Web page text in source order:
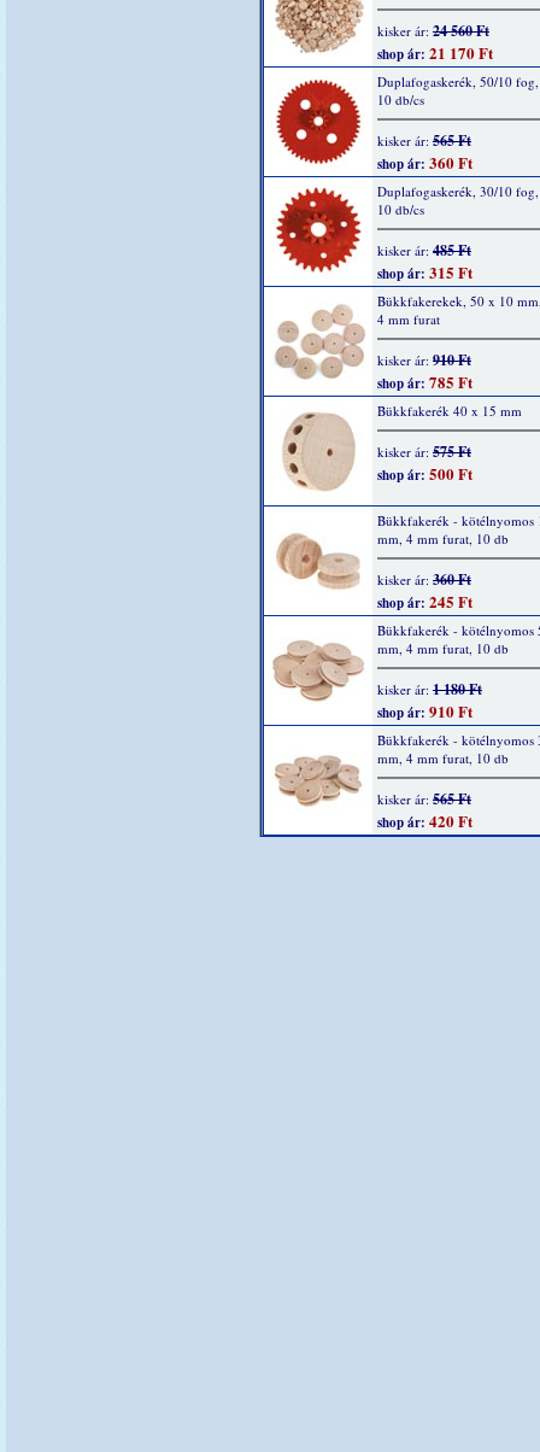
kisker ár: 24 560 Ft
shop ár: 21 170 Ft
Duplafogaskerék, 50/10
10 db/cs
kisker ár: 565 Ft
shop ár: 360 Ft
Duplafogaskerék, 30/10
10 db/cs
kisker ár: 485 Ft
shop ár: 315 Ft
Bükkfakerekek, 50 x 10
4 mm furat
kisker ár: 910 Ft
shop ár: 785 Ft
Bükkfakerék 40 x 15 mm
kisker ár: 575 Ft
shop ár: 500 Ft
Bükkfakerék - kötélnyomos
mm, 4 mm furat, 10 db
kisker ár: 360 Ft
shop ár: 245 Ft
Bükkfakerék - kötélnyomos
mm, 4 mm furat, 10 db
kisker ár: 1 180 Ft
shop ár: 910 Ft
Bükkfakerék - kötélnyomos
mm, 4 mm furat, 10 db
kisker ár: 565 Ft
shop ár: 420 Ft